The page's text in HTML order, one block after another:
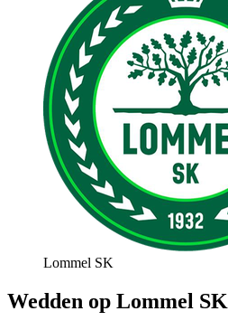
Lommel SK
Wedden op Lommel SK